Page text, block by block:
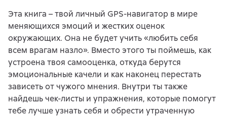
Эта книга – твой личный GPS-навигатор в мире
меняющихся эмоций и жестких оценок
окружающих. Она не будет учить «любить себя
всем врагам назло». Вместо этого ты поймешь, как
устроена твоя самооценка, откуда берутся
эмоциональные качели и как наконец перестать
зависеть от чужого мнения. Внутри ты также
найдешь чек-листы и упражнения, которые помогут
тебе лучше узнать себя и обрести утраченную